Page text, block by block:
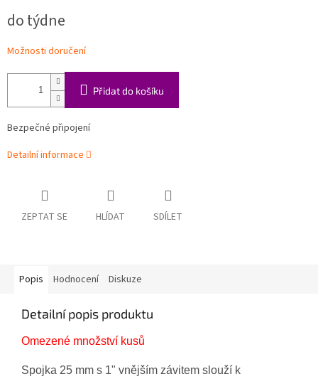
cena:
do týdne
Možnosti doručení
Přidat do košíku
Bezpečné připojení
Detailní informace
ZEPTAT SE HLÍDAT SDÍLET
Popis Hodnocení Diskuze
Detailní popis produktu
Omezené množství kusů
Spojka 25 mm s 1" vnějším závitem slouží k